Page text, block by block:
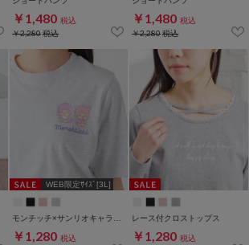
￥1,480 税込
￥2,280税込
￥1,480 税込
￥2,280税込
WEB限定ｻｲｽﾞ[3L]
￥1,280 税込
レース付クロストップス
￥1,280 税込